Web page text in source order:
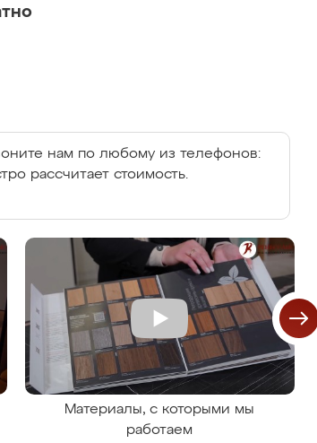
нам по любому из телефонов:
рассчитает стоимость.
Материалы, с которыми мы
работаем